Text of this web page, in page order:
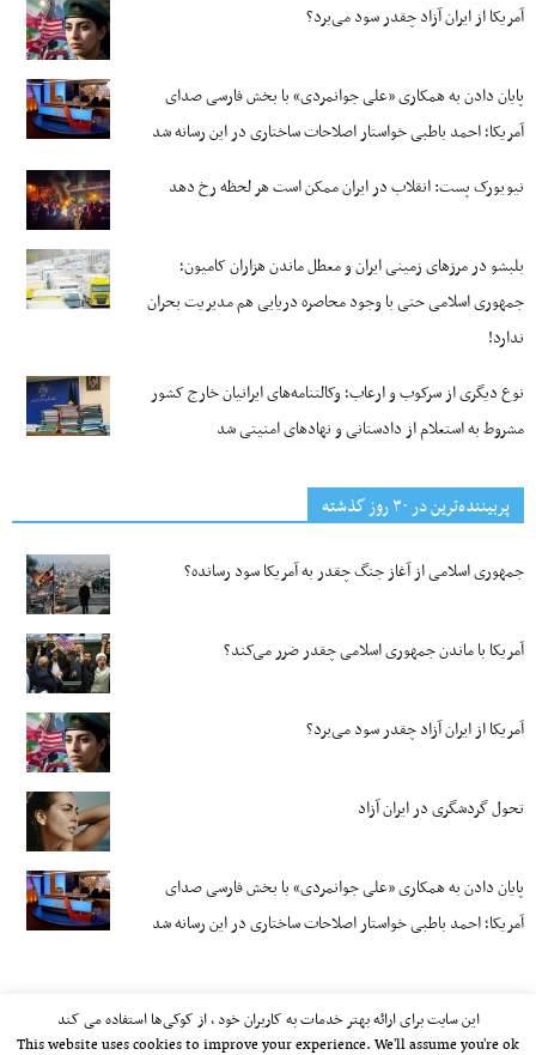
آمریکا از ایران آزاد چقدر سود می‌برد؟
پایان دادن به همکاری «علی جوانمردی» با بخش فارسی صدای
آمریکا؛ احمد باطبی خواستار اصلاحات ساختاری در این رسانه شد
نیویورک پست: انقلاب در ایران ممکن است هر لحظه رخ دهد
بلبشو در مرزهای زمینی ایران و معطل ماندن هزاران کامیون؛
جمهوری اسلامی حتی با وجود محاصره دریایی هم مدیریت بحران
ندارد!
نوع دیگری از سرکوب و ارعاب؛ وکالتنامه‌های ایرانیان خارج کشور
مشروط به استعلام از دادستانی و نهادهای امنیتی شد
پربیننده‌ترین‌ در ۳۰ روز گذشته
جمهوری اسلامی از آغاز جنگ چقدر به آمریکا سود رسانده؟
آمریکا با ماندن جمهوری اسلامی چقدر ضرر می‌کند؟
آمریکا از ایران آزاد چقدر سود می‌برد؟
تحول گردشگری در ایران آزاد
پایان دادن به همکاری «علی جوانمردی» با بخش فارسی صدای
آمریکا؛ احمد باطبی خواستار اصلاحات ساختاری در این رسانه شد
این سایت برای ارائه بهتر خدمات به کاربران خود ، از کوکی‌ها استفاده می کند
This website uses cookies to improve your experience. We'll assume you're ok